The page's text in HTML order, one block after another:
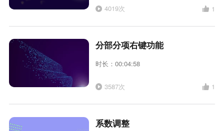
4019次 1
分部分项右键功能
时长：00:04:58
3587次 1
系数调整